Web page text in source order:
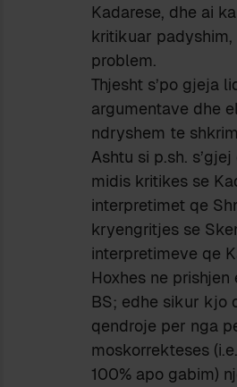
Kadarese, dhe ai
kritikuar padyshim,
problem.
Thjesht s’po gjeja
argumentave dhe
ndryshem te
Ashtu si p.sh.
midis kritikes se
interpretimet qe
kryengritjes se
interpretimeve qe
Hoxhes ne
BS; edhe sikur kjo
qendroje per nga
moskorrekteses
100% apo gabim)